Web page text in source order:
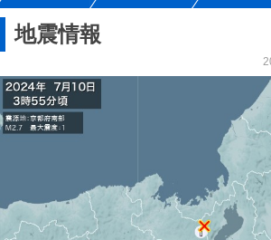
地震情報